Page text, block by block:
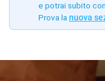
e potrai subito
Prova la nuova